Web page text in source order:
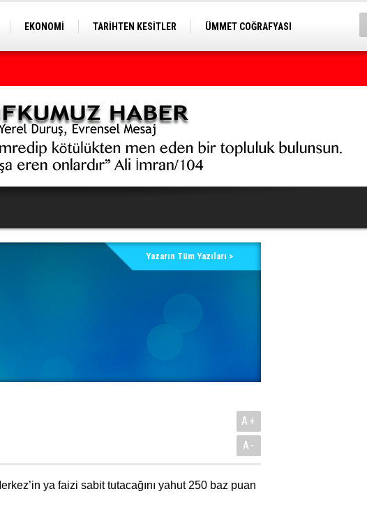
EKONOMİ TARİHTEN KESİTLER
ÜMMET COĞRAFYASI
Yazarın Tüm Yazıları >
A+
A-
ya faizi sabit tutacağını yahut 250 baz puan